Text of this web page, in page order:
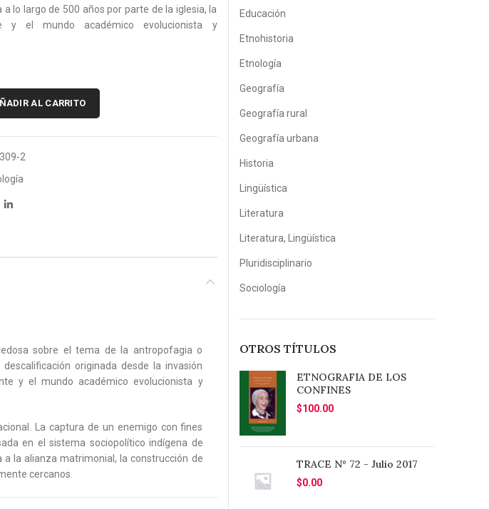
lo largo de 500 años por parte de la iglesia, la
y el mundo académico evolucionista y
AL CARRITO
2
sobre el tema de la antropofagia o
originada desde la invasión
y el mundo académico evolucionista y
La captura de un enemigo con fines
en el sistema sociopolítico indígena de
la alianza matrimonial, la construcción de
cercanos.
Educación
Etnohistoria
Etnología
Geografía
Geografía rural
Geografía urbana
Historia
Lingüística
Literatura
Literatura, Lingüística
Pluridisciplinario
Sociología
OTROS TÍTULOS
ETNOGRAFIA DE LOS
CONFINES
$100.00
TRACE N° 72 - Julio 2017
$0.00